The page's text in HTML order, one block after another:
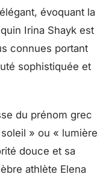
évoquant la
Irina Shayk est
connues portant
sophistiquée et
du prénom grec
» ou « lumière
douce et sa
athlète Elena